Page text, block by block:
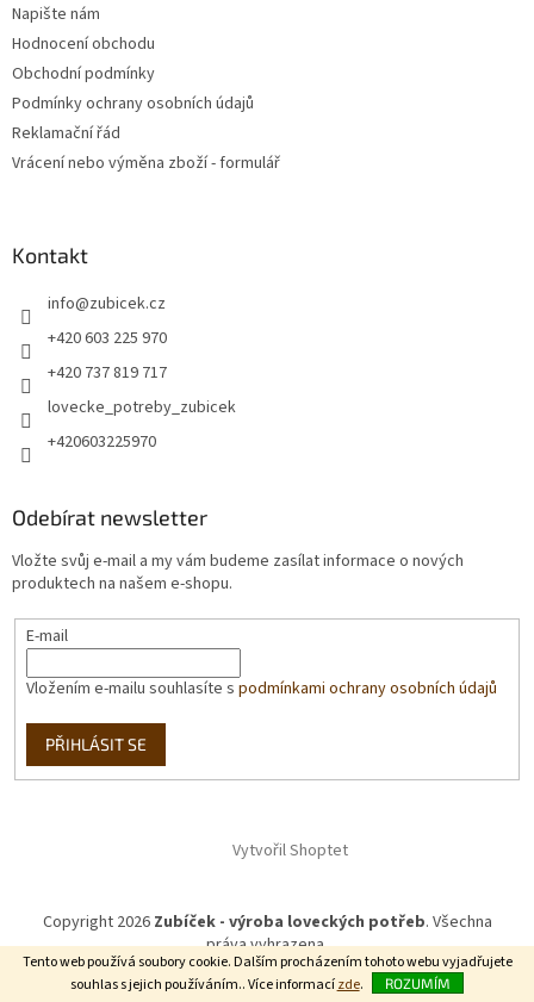
Tento web používá soubory cookie. Dalším procházením tohoto webu vyjadřujete
souhlas s jejich používáním.. Více informacízde. ROZUMÍM
Napište nám
Hodnocení obchodu
Obchodní podmínky
Podmínky ochrany osobních údajů
Reklamační řád
Vrácení nebo výměna zboží - formulář
Kontakt
info@zubicek.cz
+420 603 225 970
+420 737 819 717
lovecke_potreby_zubicek
+420603225970
Odebírat newsletter
Vložte svůj e-mail a my vám budeme zasílat informace o nových
produktech na našem e-shopu.
E-mail
Vložením e-mailu souhlasíte s podmínkami ochrany osobních údajů
PŘIHLÁSIT SE
Vytvořil Shoptet
Copyright 2026 Zubíček - výroba loveckých potřeb. Všechna
práva vyhrazena.